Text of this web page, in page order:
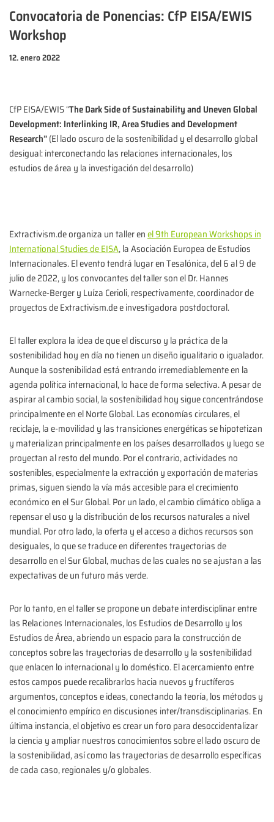
Convocatoria de Ponencias: CfP EISA/EWIS
Workshop
12. enero 2022
CfP EISA/EWIS “The Dark Side of Sustainability and Uneven Global
Development: Interlinking IR, Area Studies and Development
Research”(El lado oscuro de la sostenibilidad y el desarrollo global
desigual: interconectando las relaciones internacionales, los
estudios de área y la investigación del desarrollo)
Extractivism.de organiza un taller enel9th European Workshops in
International Studiesde EISA, la Asociación Europea de Estudios
Internacionales. El evento tendrá lugar en Tesalónica, del 6 al 9 de
julio de 2022, y los convocantes del taller son el Dr. Hannes
Warnecke-Berger y Luíza Cerioli, respectivamente, coordinador de
proyectos de Extractivism.de e investigadora postdoctoral.
El taller explora la idea de que el discurso y la práctica de la
sostenibilidad hoy en día no tienen un diseño igualitario o igualador.
Aunque la sostenibilidad está entrando irremediablemente en la
agenda política internacional, lo hace de forma selectiva. A pesar de
aspirar al cambio social, la sostenibilidad hoy sigue concentrándose
principalmente en el Norte Global. Las economías circulares, el
reciclaje, la e-movilidad y las transiciones energéticas se hipotetizan
y materializan principalmente en los países desarrollados y luego se
proyectan al resto del mundo. Por el contrario, actividades no
sostenibles, especialmente la extracción y exportación de materias
primas, siguen siendo la vía más accesible para el crecimiento
económico en el Sur Global. Por un lado, el cambio climático obliga a
repensar el uso y la distribución de los recursos naturales a nivel
mundial. Por otro lado, la oferta y el acceso a dichos recursos son
desiguales, lo que se traduce en diferentes trayectorias de
desarrollo en el Sur Global, muchas de las cuales no se ajustan a las
expectativas de un futuro más verde.
Por lo tanto, en el taller se propone un debate interdisciplinar entre
las Relaciones Internacionales, los Estudios de Desarrollo y los
Estudios de Área, abriendo un espacio para la construcción de
conceptos sobre las trayectorias de desarrollo y la sostenibilidad
que enlacen lo internacional y lo doméstico. El acercamiento entre
estos campos puede recalibrarlos hacia nuevos y fructíferos
argumentos, conceptos e ideas, conectando la teoría, los métodos y
el conocimiento empírico en discusiones inter/transdisciplinarias. En
última instancia, el objetivo es crear un foro para desoccidentalizar
la ciencia y ampliar nuestros conocimientos sobre el lado oscuro de
la sostenibilidad, así como las trayectorias de desarrollo específicas
de cada caso, regionales y/o globales.